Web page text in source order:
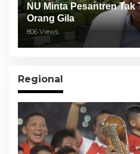
NU Minta Pesantren Tak
Orang Gila
806 Views
Regional